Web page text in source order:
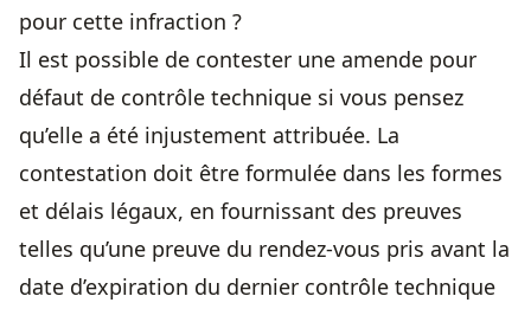
pour cette infraction ?
Il est possible de contester une amende pour
défaut de contrôle technique si vous pensez
qu’elle a été injustement attribuée. La
contestation doit être formulée dans les formes
et délais légaux, en fournissant des preuves
telles qu’une preuve du rendez-vous pris avant la
date d’expiration du dernier contrôle technique